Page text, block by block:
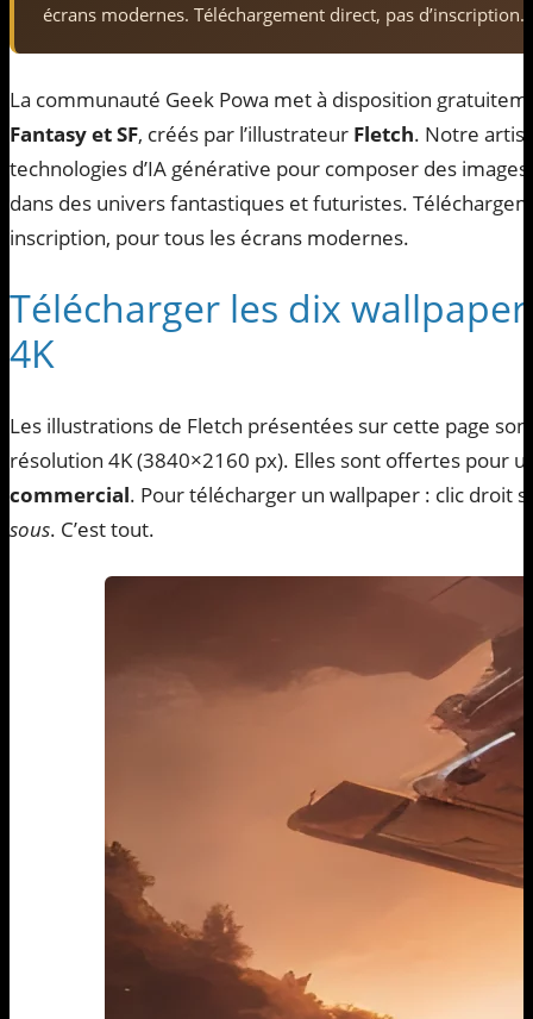
écrans modernes. Téléchargement direct, pas d’inscription.
La communauté Geek Powa met à disposition
Fantasy et SF, créés par l’illustrateur Fletch. Notre
technologies d’IA générative pour composer des
dans des univers fantastiques et futuristes.
inscription, pour tous les écrans modernes.
Télécharger les dix
4K
Les illustrations de Fletch présentées sur cette page
résolution 4K (3840×2160 px). Elles sont offertes pour
commercial. Pour télécharger un wallpaper : clic droit
sous. C’est tout.